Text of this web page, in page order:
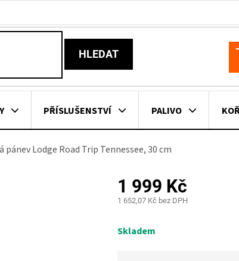
HLEDAT
PŘÍSLUŠENSTVÍ PALIVO
KNIHY O GRILOVÁNÍ
pánev Lodge Road Trip Tennessee, 30 cm
1 999 Kč
1 652,07 Kč bez DPH
cena:
Skladem